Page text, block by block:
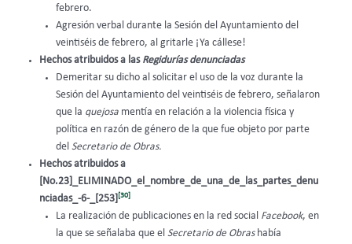
febrero.
Agresión verbal durante la Sesión del Ayuntamiento del
veintiséis de febrero, al gritarle ¡Ya cállese!
Hechos atribuidos a las Regidurías denunciadas
Demeritar su dicho al solicitar el uso de la voz durante la
Sesión del Ayuntamiento del veintiséis de febrero, señalaron
que la quejosamentía en relación a la violencia física y
política en razón de género de la que fue objeto por parte
del Secretario de Obras.
Hechos atribuidos a
[No.23]_ELIMINADO_el_nombre_de_una_de_las_partes_denu
nciadas_-6-_[253] [30]
La realización de publicaciones en la red social Facebook, en
la que se señalaba que el Secretario de Obrashabía